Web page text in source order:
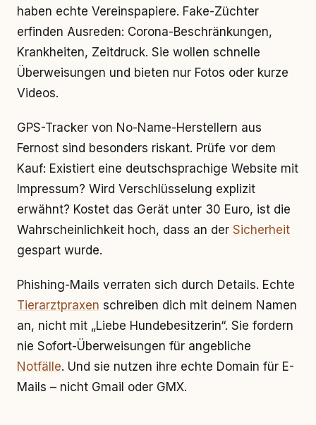
haben echte Vereinspapiere. Fake-Züchter
erfinden Ausreden: Corona-Beschränkungen,
Krankheiten, Zeitdruck. Sie wollen schnelle
Überweisungen und bieten nur Fotos oder kurze
Videos.
GPS-Tracker von No-Name-Herstellern aus
Fernost sind besonders riskant. Prüfe vor dem
Kauf: Existiert eine deutschsprachige Website mit
Impressum? Wird Verschlüsselung explizit
erwähnt? Kostet das Gerät unter 30 Euro, ist die
Wahrscheinlichkeit hoch, dass an der Sicherheit
gespart wurde.
Phishing-Mails verraten sich durch Details. Echte
Tierarztpraxen schreiben dich mit deinem Namen
an, nicht mit „Liebe Hundebesitzerin“. Sie fordern
nie Sofort-Überweisungen für angebliche
Notfälle. Und sie nutzen ihre echte Domain für E-
Mails – nicht Gmail oder GMX.